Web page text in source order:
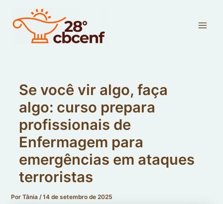
conteúdo
Se você vir algo, faça
algo: curso prepara
profissionais de
Enfermagem para
emergências em ataques
terroristas
PorTânia/14 de setembro de 2025